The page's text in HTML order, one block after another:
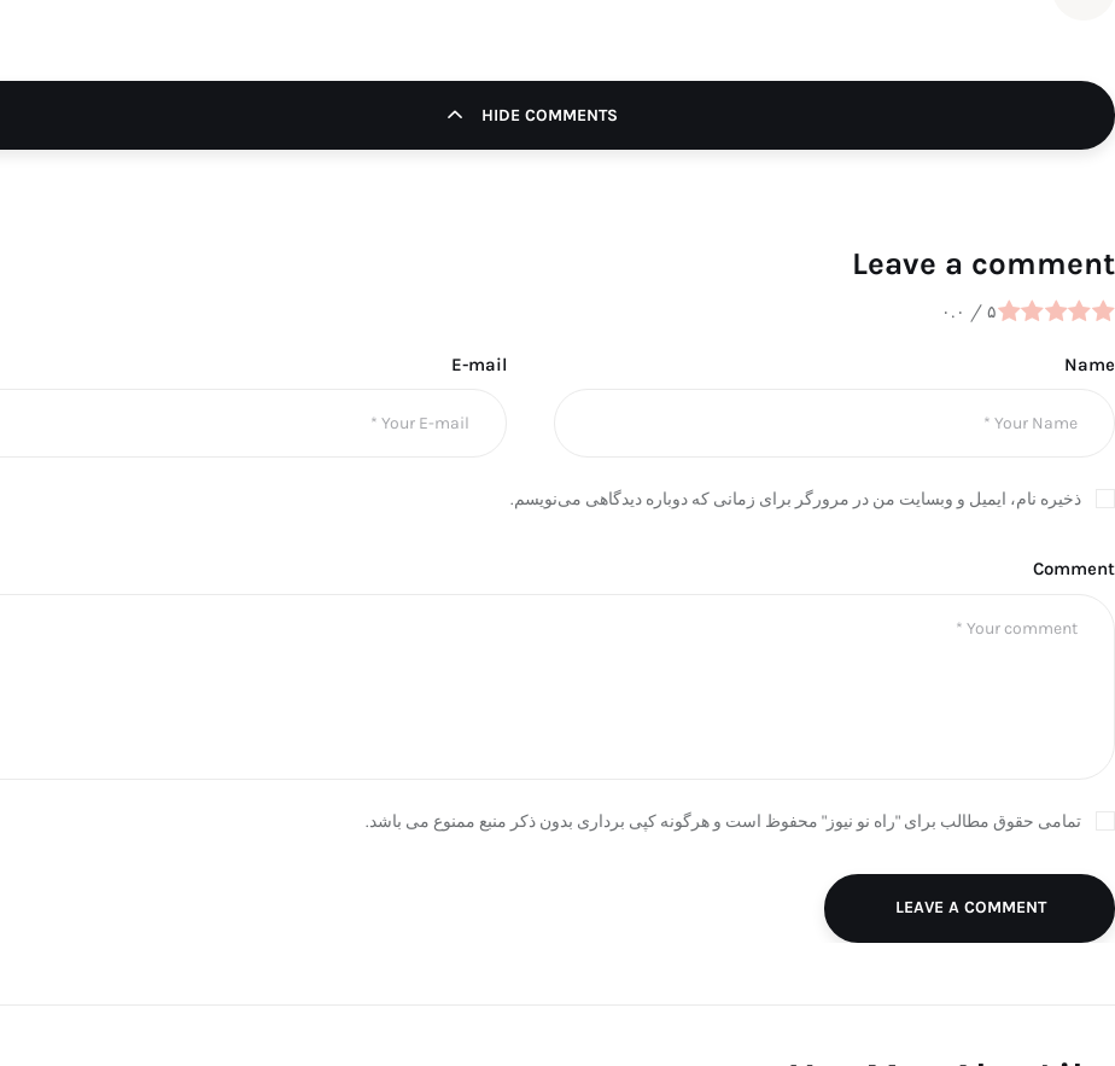
HIDE COMMENTS
Leave a comment
۰.۰ / ۵
Name
E-mail
ذخیره نام، ایمیل و وبسایت من در مرورگر برای زمانی که دوباره دیدگاهی می‌نویسم.
Comment
تمامی حقوق مطالب برای "راه نو نیوز" محفوظ است و هرگونه کپی برداری بدون ذکر منبع ممنوع می باشد.
LEAVE A COMMENT